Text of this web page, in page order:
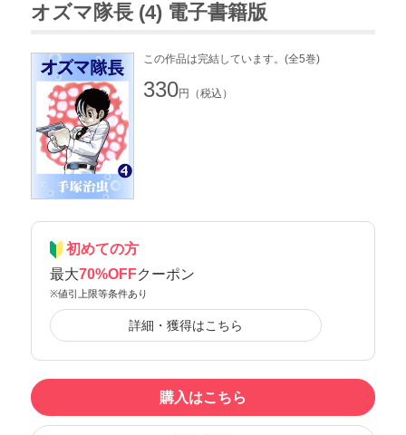
オズマ隊長 (4) 電子書籍版
この作品は完結しています。(全5巻)
330円（税込）
初めての方
最大70%OFFクーポン
※値引上限等条件あり
詳細・獲得はこちら
購入はこちら